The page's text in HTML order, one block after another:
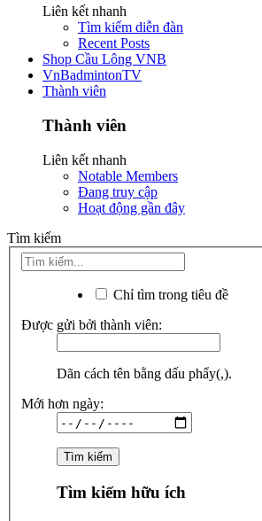
Liên kết nhanh
Tìm kiếm diễn đàn
Recent Posts
Shop Cầu Lông VNB
VnBadmintonTV
Thành viên
Thành viên
Liên kết nhanh
Notable Members
Đang truy cập
Hoạt động gần đây
Tìm kiếm
Chỉ tìm trong tiêu đề
Được gửi bởi thành viên:
Dãn cách tên bằng dấu phẩy(,).
Mới hơn ngày:
Tìm kiếm hữu ích